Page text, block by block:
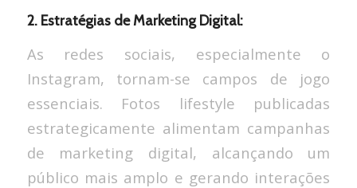
2. Estratégias de Marketing Digital:
As redes sociais, especialmente o
Instagram, tornam-se campos de jogo
essenciais. Fotos lifestyle publicadas
estrategicamente alimentam campanhas
de marketing digital, alcançando um
público mais amplo e gerando interações